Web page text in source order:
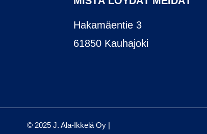
Hakamäentie 3
61850 Kauhajoki
© 2025 J. Ala-Ikkelä Oy |